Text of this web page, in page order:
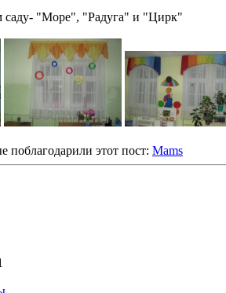
саду- "Море", "Радуга" и "Цирк"
поблагодарили этот пост: Mams